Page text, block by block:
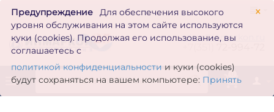
×
Предупреждение
Для обеспечения высокого
уровня обслуживания на этом сайте используются
куки (cookies). Продолжая его использование, вы
соглашаетесь с
политикой конфиденциальности и куки (cookies)
будут сохраняться на вашем компьютере: Принять
zakaz@inmarkon.ru
0